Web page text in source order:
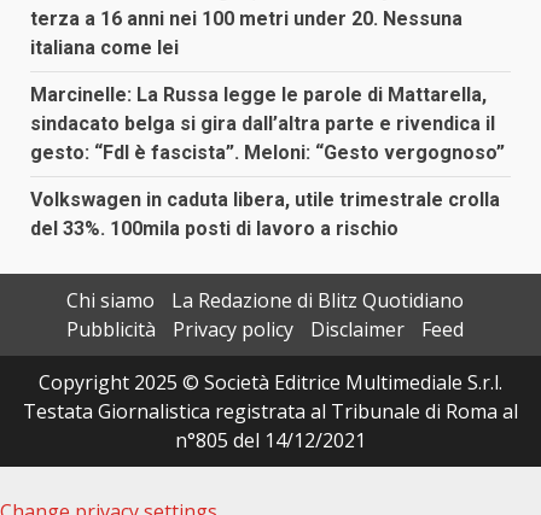
terza a 16 anni nei 100 metri under 20. Nessuna
italiana come lei
Marcinelle: La Russa legge le parole di Mattarella,
sindacato belga si gira dall’altra parte e rivendica il
gesto: “FdI è fascista”. Meloni: “Gesto vergognoso”
Volkswagen in caduta libera, utile trimestrale crolla
del 33%. 100mila posti di lavoro a rischio
Chi siamo
La Redazione di Blitz Quotidiano
Pubblicità
Privacy policy Disclaimer
Feed
Copyright 2025 © Società Editrice Multimediale S.r.l.
Testata Giornalistica registrata al Tribunale di Roma al
n°805 del 14/12/2021